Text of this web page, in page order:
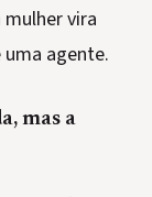
vira
agente.
mas a